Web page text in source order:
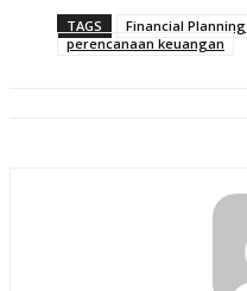
TAGS Financial Planning
perencanaan keuangan